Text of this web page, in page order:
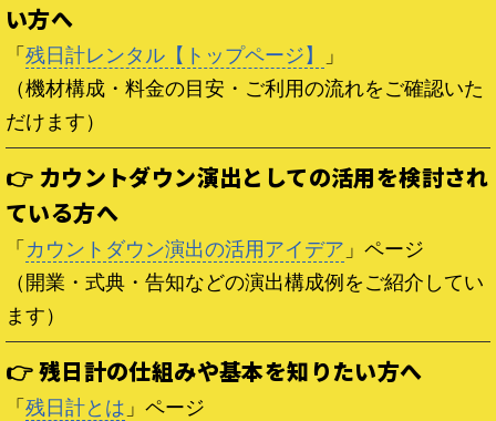
い方へ
「残日計レンタル【トップページ】
」
（機材構成・料金の目安・ご利用の流れをご確認いた
だけます）
👉 カウントダウン演出としての活用を検討され
ている方へ
「カウントダウン演出の活用アイデア 」ページ
（開業・式典・告知などの演出構成例をご紹介してい
ます）
👉 残日計の仕組みや基本を知りたい方へ
「残日計とは 」ページ